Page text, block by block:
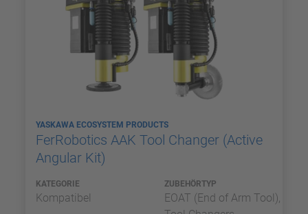
YASKAWA ECOSYSTEM PRODUCTS
FerRobotics AAK Tool Changer (Active
Angular Kit)
KATEGORIE
Kompatibel
ZUBEHÖRTYP
EOAT (End of Arm Tool),